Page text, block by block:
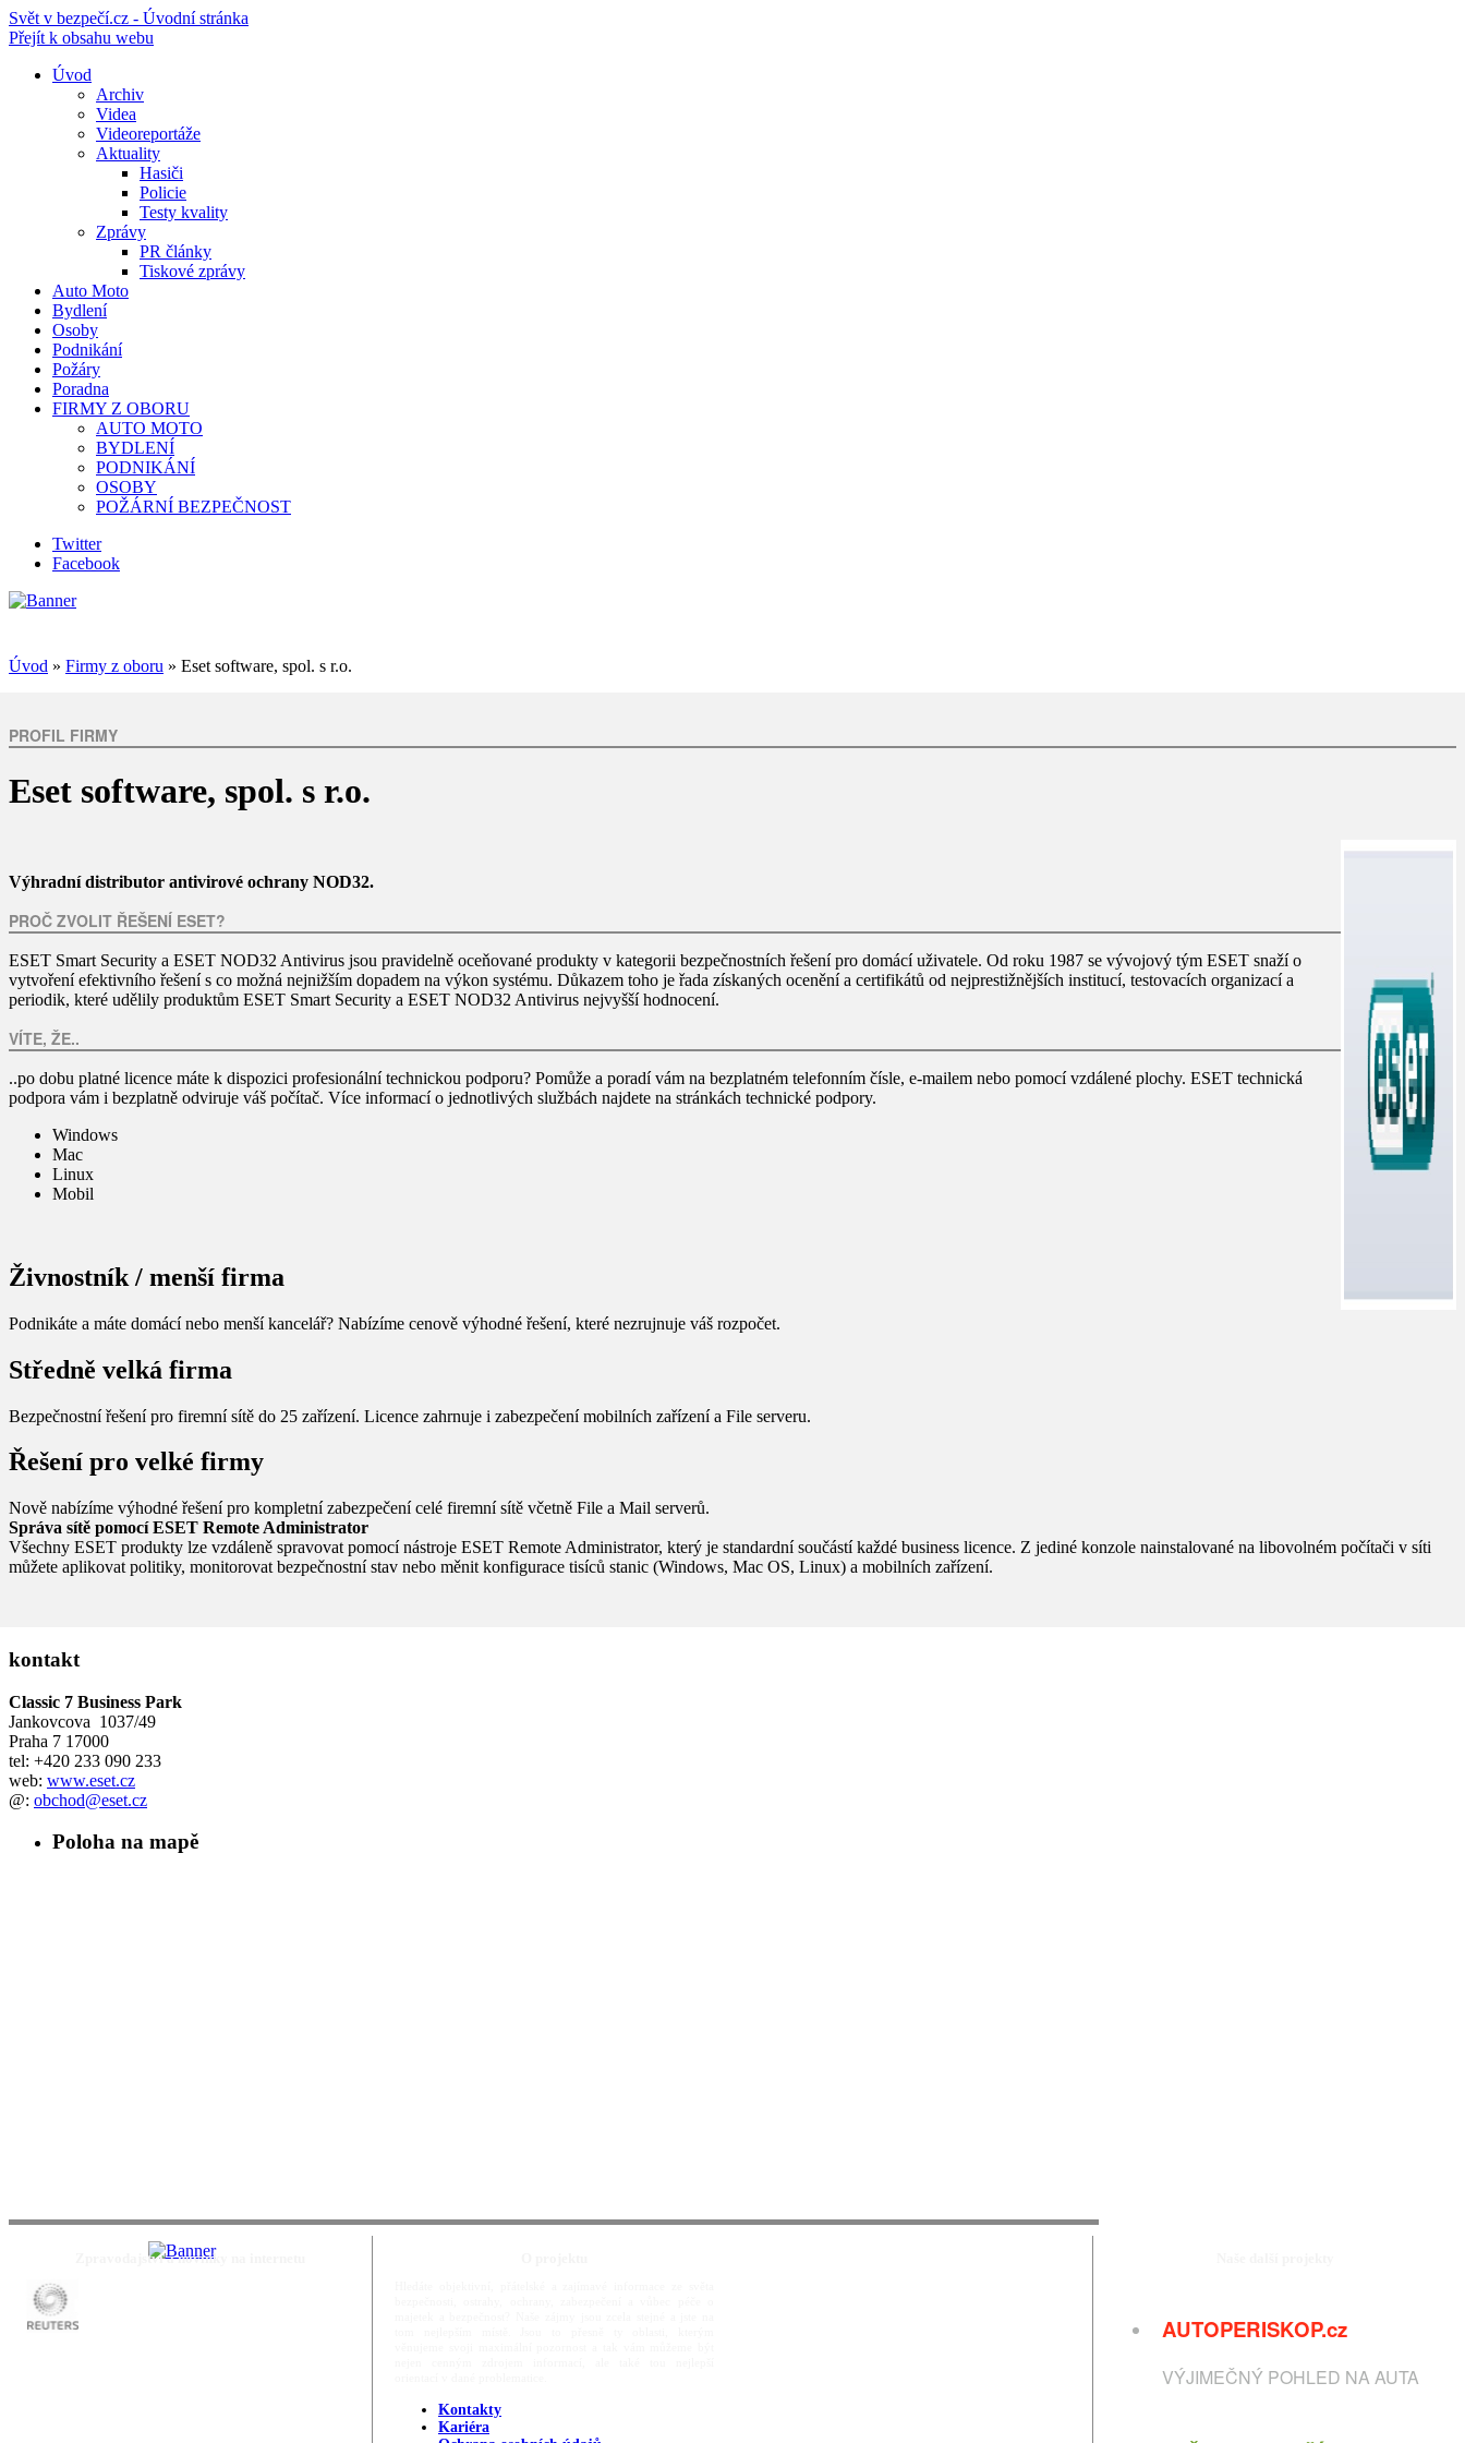
Svět v bezpečí.cz - Úvodní stránka
Přejít k obsahu webu
Úvod
Archiv
Videa
Videoreportáže
Aktuality
Hasiči
Policie
Testy kvality
Zprávy
PR články
Tiskové zprávy
Auto Moto
Bydlení
Osoby
Podnikání
Požáry
Poradna
FIRMY Z OBORU
AUTO MOTO
BYDLENÍ
PODNIKÁNÍ
OSOBY
POŽÁRNÍ BEZPEČNOST
Twitter
Facebook
Úvod » Firmy z oboru » Eset software, spol. s r.o.
PROFIL FIRMY
Eset software, spol. s r.o.
Výhradní distributor antivirové ochrany NOD32.
PROČ ZVOLIT ŘEŠENÍ ESET?
ESET Smart Security a ESET NOD32 Antivirus jsou pravidelně oceňované produkty v kategorii bezpečnostních řešení pro domácí uživatele. Od roku 1987 se vývojový tým ESET snaží o
vytvoření efektivního řešení s co možná nejnižším dopadem na výkon systému. Důkazem toho je řada získaných ocenění a certifikátů od nejprestižnějších institucí, testovacích organizací a
periodik, které udělily produktům ESET Smart Security a ESET NOD32 Antivirus nejvyšší hodnocení.
VÍTE, ŽE..
..po dobu platné licence máte k dispozici profesionální technickou podporu? Pomůže a poradí vám na bezplatném telefonním čísle, e-mailem nebo pomocí vzdálené plochy. ESET technická
podpora vám i bezplatně odviruje váš počítač. Více informací o jednotlivých službách najdete na stránkách technické podpory.
Windows
Mac
Linux
Mobil
Živnostník / menší firma
Podnikáte a máte domácí nebo menší kancelář? Nabízíme cenově výhodné řešení, které nezrujnuje váš rozpočet.
Středně velká firma
Bezpečnostní řešení pro firemní sítě do 25 zařízení. Licence zahrnuje i zabezpečení mobilních zařízení a File serveru.
Řešení pro velké firmy
Nově nabízíme výhodné řešení pro kompletní zabezpečení celé firemní sítě včetně File a Mail serverů.
Správa sítě pomocí ESET Remote Administrator
Všechny ESET produkty lze vzdáleně spravovat pomocí nástroje ESET Remote Administrator, který je standardní součástí každé business licence. Z jediné konzole nainstalované na libovolném počítači v síti
můžete aplikovat politiky, monitorovat bezpečnostní stav nebo měnit konfigurace tisíců stanic (Windows, Mac OS, Linux) a mobilních zařízení.
kontakt
Classic 7 Business Park
Jankovcova 1037/49
Praha 7 17000
tel: +420 233 090 233
web: www.eset.cz
@: obchod@eset.cz
Poloha na mapě
Zpravodajství a novinky na internetu
AUTOPERISKOP.cz
VÝJIMEČNÝ POHLED NA AUTA
Kontakty
Kariéra